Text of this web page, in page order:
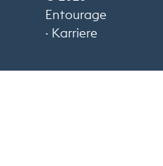
Entourage
· Karriere